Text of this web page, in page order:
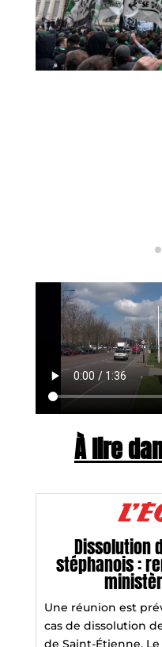
À lire
Dissolution
stéphanois :
Une réunion est
cas de dissolution
de Saint-Étienne.